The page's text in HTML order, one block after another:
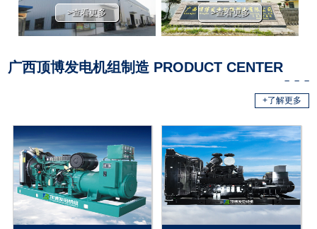
境管理体系认证，GB/T28001-2011职位健康安全管理体系认证。无
论是在性......
>查看更多 >查看更多
广西顶博发电机组制造 PRODUCT CENTER
+了解更多